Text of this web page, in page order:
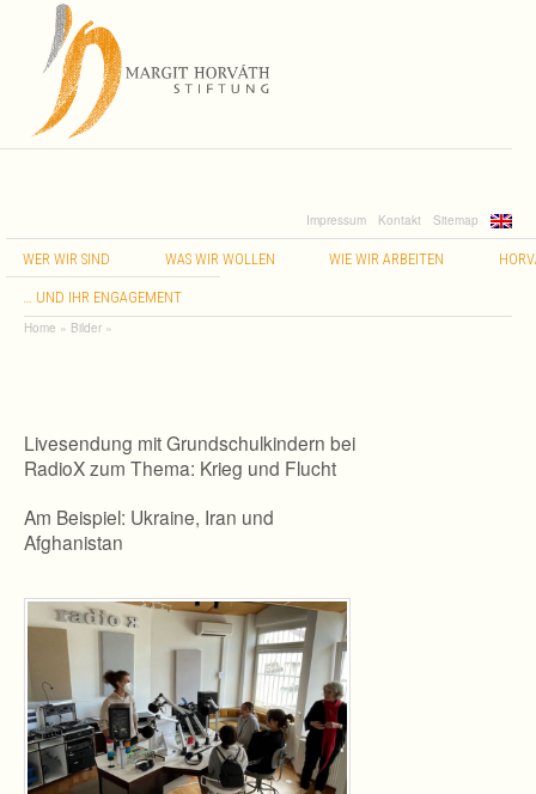
Impressum Kontakt Sitemap
WER WIR SIND WAS WIR WOLLEN WIE WIR ARBEITEN
UND IHR ENGAGEMENT
Home » Bilder »
Livesendung mit Grundschulkindern bei
RadioX zum Thema: Krieg und Flucht
Am Bei­spiel: Ukraine, Iran und
Afghanistan